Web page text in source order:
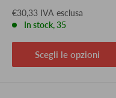
€30,33 IVA esclusa
In stock, 35
Scegli le opzioni